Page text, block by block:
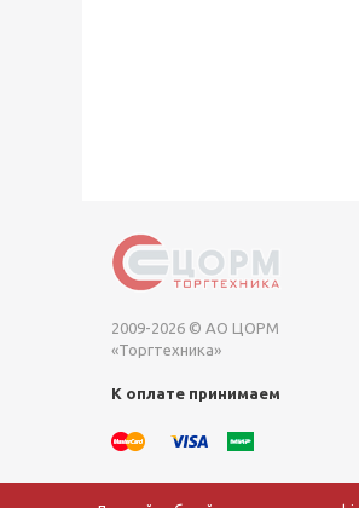
2009-2026 © АО ЦОРМ
«Торгтехника»
К оплате принимаем